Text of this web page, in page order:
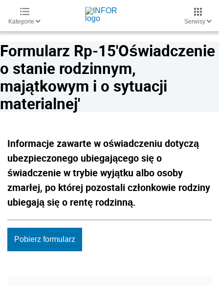
Kategorie Serwisy
Formularz Rp-15'Oświadczenie
o stanie rodzinnym,
majątkowym i o sytuacji
materialnej'
Informacje zawarte w oświadczeniu dotyczą
ubezpieczonego ubiegającego się o
świadczenie w trybie wyjątku albo osoby
zmarłej, po której pozostali członkowie rodziny
ubiegają się o rentę rodzinną.
Pobierz formularz